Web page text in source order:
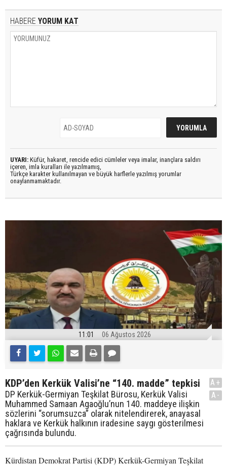
HABERE YORUM KAT
UYARI: Küfür, hakaret, rencide edici cümleler veya imalar, inançlara saldırı
içeren, imla kuralları ile yazılmamış,
Türkçe karakter kullanılmayan ve büyük harflerle yazılmış yorumlar
onaylanmamaktadır.
11:01 06 Ağustos 2026
KDP’den Kerkük Valisi’ne “140. madde” tepkisi
DP Kerkük-Germiyan Teşkilat Bürosu, Kerkük Valisi
Muhammed Samaan Agaoğlu’nun 140. maddeye ilişkin
sözlerini “sorumsuzca” olarak nitelendirerek, anayasal
haklara ve Kerkük halkının iradesine saygı gösterilmesi
çağrısında bulundu.
A+
A-
Kürdistan Demokrat Partisi (KDP) Kerkük-Germiyan Teşkilat